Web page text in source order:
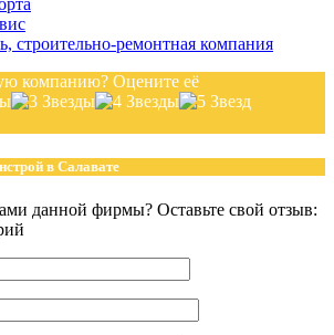
строительно-ремонтная компания
компанию? Оцените её
в Салавате
данной фирмы? Оставьте свой отзыв: